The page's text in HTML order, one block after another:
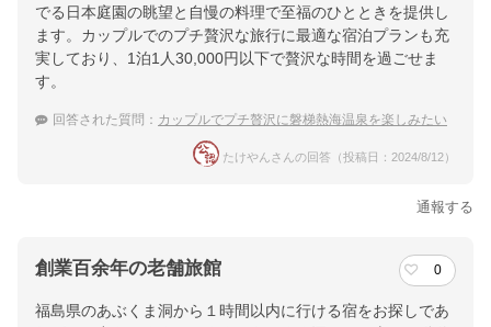
でる日本庭園の眺望と自慢の料理で至福のひとときを提供し
ます。カップルでのプチ贅沢な旅行に最適な宿泊プランも充
実しており、1泊1人30,000円以下で贅沢な時間を過ごせま
す。
回答された質問： カップルでプチ贅沢に磐梯熱海温泉を楽しみたい
たけやんさんの回答（投稿日：2024/8/12）
通報する
創業百余年の老舗旅館 0
福島県のあぶくま洞から１時間以内に行ける宿をお探しであ